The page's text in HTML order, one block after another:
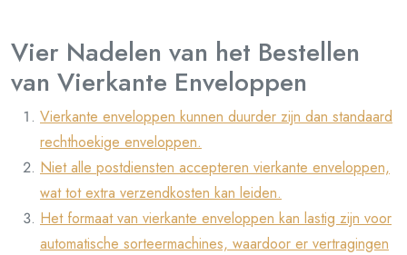
Vier Nadelen van het Bestellen
van Vierkante Enveloppen
Vierkante enveloppen kunnen duurder zijn dan standaard
rechthoekige enveloppen.
Niet alle postdiensten accepteren vierkante enveloppen,
wat tot extra verzendkosten kan leiden.
Het formaat van vierkante enveloppen kan lastig zijn voor
automatische sorteermachines, waardoor er vertragingen